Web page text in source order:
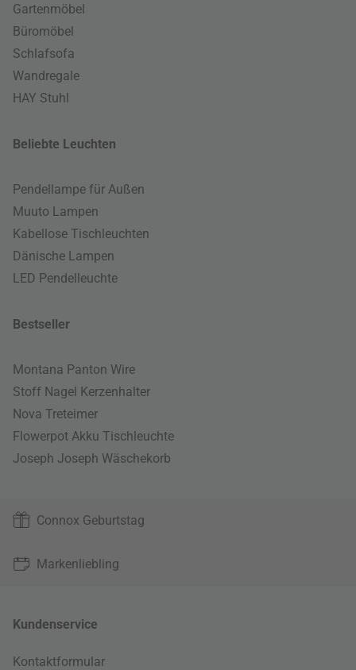
Gartenmöbel
Büromöbel
Schlafsofa
Wandregale
HAY Stuhl
Beliebte Leuchten
Pendellampe für Außen
Muuto Lampen
Kabellose Tischleuchten
Dänische Lampen
LED Pendelleuchte
Bestseller
Montana Panton Wire
Stoff Nagel Kerzenhalter
Nova Treteimer
Flowerpot Akku Tischleuchte
Joseph Joseph Wäschekorb
Connox Geburtstag
Markenliebling
Kundenservice
Kontaktformular